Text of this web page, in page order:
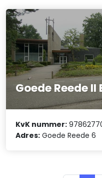
Goede Reede II
KvK nummer:
Adres: Goede Reede 6